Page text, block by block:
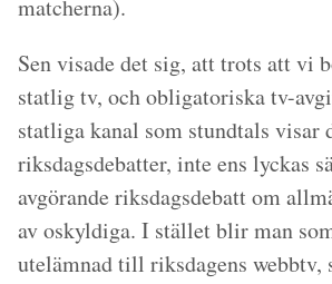
matcherna).
Sen visade det sig, att trots att vi
statlig tv, och obligatoriska tv-
statliga kanal som stundtals visar
riksdagsdebatter, inte ens lyckas
avgörande riksdagsdebatt om
av oskyldiga. I stället blir man
utelämnad till riksdagens webbtv,